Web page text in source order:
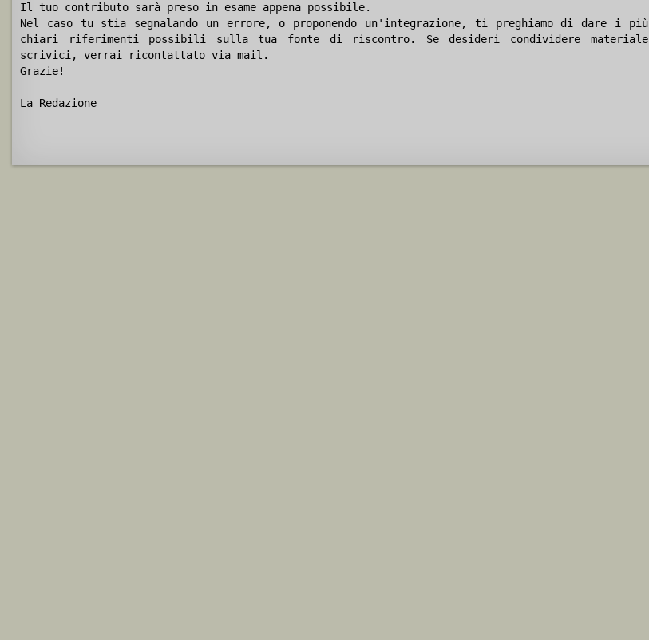
Il tuo contributo sarà preso in esame appena possibile.
Nel caso tu stia segnalando un errore, o proponendo un'integrazione, ti preghiamo di dare i più
chiari riferimenti possibili sulla tua fonte di riscontro. Se desideri condividere materiale
scrivici, verrai ricontattato via mail.
Grazie!
La Redazione